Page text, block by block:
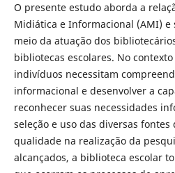
O presente estudo aborda a
Midiática e Informacional (AMI)
meio da atuação dos
bibliotecas escolares. No
indivíduos necessitam
informacional e desenvolver a
reconhecer suas necessidades
seleção e uso das diversas
qualidade na realização da
alcançados, a biblioteca escolar